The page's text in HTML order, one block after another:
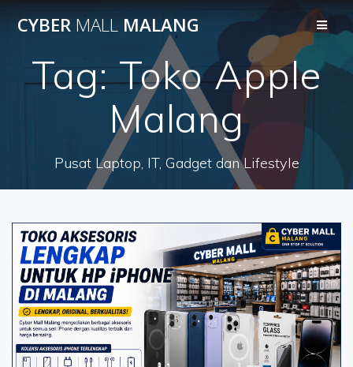
to
content
CYBER MALL MALANG
Tag:Toko Apple
Malang
Pusat Laptop, IT, Gadget dan Lifestyle